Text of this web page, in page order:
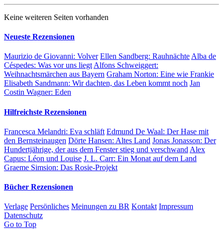
Keine weiteren Seiten vorhanden
Neueste Rezensionen
Maurizio de Giovanni: Volver Ellen Sandberg: Rauhnächte Alba de
Céspedes: Was vor uns liegt Alfons Schweiggert:
Weihnachtsmärchen aus Bayern Graham Norton: Eine wie Frankie
Elisabeth Sandmann: Wir dachten, das Leben kommt noch Jan
Costin Wagner: Eden
Hilfreichste Rezensionen
Francesca Melandri: Eva schläft Edmund De Waal: Der Hase mit
den Bernsteinaugen Dörte Hansen: Altes Land Jonas Jonasson: Der
Hundertjährige, der aus dem Fenster stieg und verschwand Alex
Capus: Léon und Louise J. L. Carr: Ein Monat auf dem Land
Graeme Simsion: Das Rosie-Projekt
Bücher Rezensionen
Verlage Persönliches Meinungen zu BR Kontakt Impressum
Datenschutz
Go to Top